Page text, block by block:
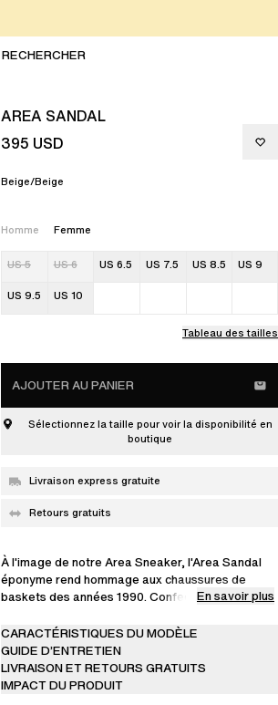
AREA SANDAL
395 USD
Beige/Beige
Homme Femme
US 5 US 6 US 6.5 US 7.5 US 8.5 US 9
US 9.5 US 10
Tableau des tailles
AJOUTER AU PANIER
Sélectionnez la taille pour voir la disponibilité en
boutique
Livraison express gratuite
Retours gratuits
À l'image de notre Area Sneaker, l'Area Sandal
éponyme rend hommage aux chaussures de
baskets des années 1990. Confectionnée à la
ornée d'une bride arrière en toile et d'une boucle
pour une touche finale utilitaire.
En savoir plus
CARACTÉRISTIQUES DU MODÈLE
GUIDE D’ENTRETIEN
LIVRAISON ET RETOURS GRATUITS
IMPACT DU PRODUIT